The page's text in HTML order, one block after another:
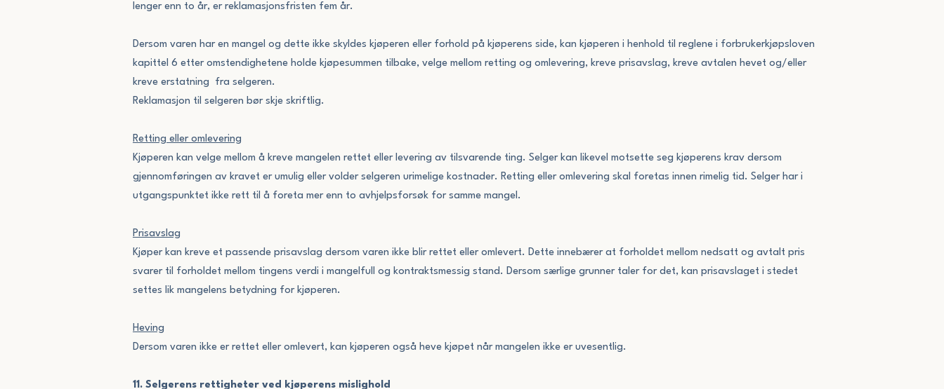
lenger enn to år, er reklamasjonsfristen fem år.
Dersom varen har en mangel og dette ikke skyldes kjøperen eller forhold på kjøperens side, kan kjøperen i henhold til reglene i forbrukerkjøpsloven
kapittel 6 etter omstendighetene holde kjøpesummen tilbake, velge mellom retting og omlevering, kreve prisavslag, kreve avtalen hevet og/eller
kreve erstatning fra selgeren.
Reklamasjon til selgeren bør skje skriftlig.
Retting eller omlevering
Kjøperen kan velge mellom å kreve mangelen rettet eller levering av tilsvarende ting. Selger kan likevel motsette seg kjøperens krav dersom
gjennomføringen av kravet er umulig eller volder selgeren urimelige kostnader. Retting eller omlevering skal foretas innen rimelig tid. Selger har i
utgangspunktet ikke rett til å foreta mer enn to avhjelpsforsøk for samme mangel.
Prisavslag
Kjøper kan kreve et passende prisavslag dersom varen ikke blir rettet eller omlevert. Dette innebærer at forholdet mellom nedsatt og avtalt pris
svarer til forholdet mellom tingens verdi i mangelfull og kontraktsmessig stand. Dersom særlige grunner taler for det, kan prisavslaget i stedet
settes lik mangelens betydning for kjøperen.
Heving
Dersom varen ikke er rettet eller omlevert, kan kjøperen også heve kjøpet når mangelen ikke er uvesentlig.
11. Selgerens rettigheter ved kjøperens mislighold